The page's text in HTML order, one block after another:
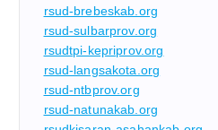
rsud-brebeskab.org
rsud-sulbarprov.org
rsudtpi-kepriprov.org
rsud-langsakota.org
rsud-ntbprov.org
rsud-natunakab.org